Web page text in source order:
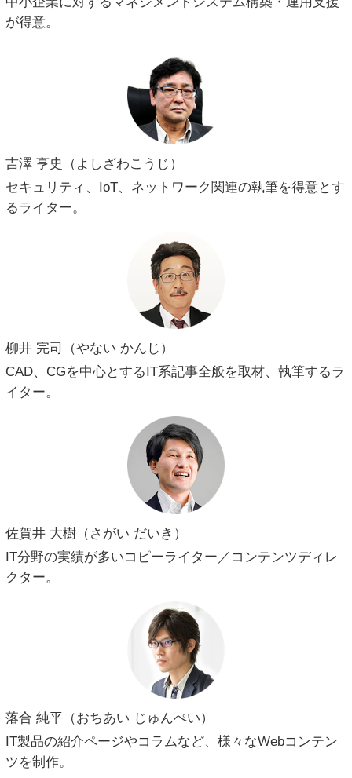
が得意。
吉澤 亨史（よしざわこうじ）
セキュリティ、IoT、ネットワーク関連の執筆を得意とす
るライター。
柳井 完司（やない かんじ）
CAD、CGを中心とするIT系記事全般を取材、執筆するラ
イター。
佐賀井 大樹（さがい だいき）
IT分野の実績が多いコピーライター／コンテンツディレ
クター。
落合 純平（おちあい じゅんぺい）
IT製品の紹介ページやコラムなど、様々なWebコンテン
ツを制作。